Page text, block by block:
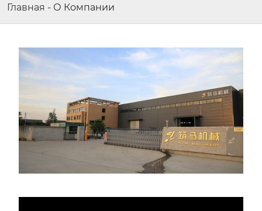
Главная - О Компании